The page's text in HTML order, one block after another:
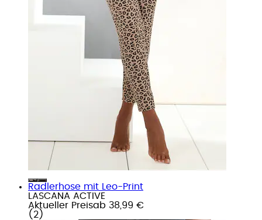
Radlerhose mit Leo-Print
LASCANA ACTIVE
Aktueller Preisab 38,99 €
( 2 )